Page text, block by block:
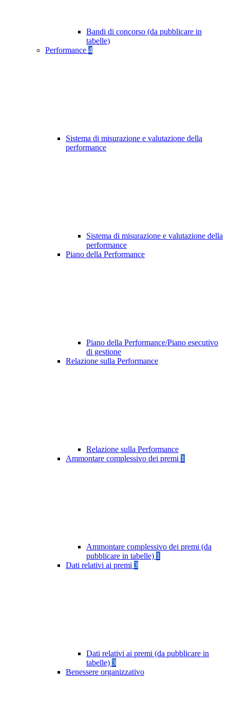
Bandi di concorso (da pubblicare in
tabelle)
Performance 4
Sistema di misurazione e valutazione della
performance
Sistema di misurazione e valutazione della
performance
Piano della Performance
Piano della Performance/Piano esecutivo
di gestione
Relazione sulla Performance
Relazione sulla Performance
Ammontare complessivo dei premi 1
Ammontare complessivo dei premi (da
pubblicare in tabelle) 1
Dati relativi ai premi 3
Dati relativi ai premi (da pubblicare in
tabelle) 3
Benessere organizzativo